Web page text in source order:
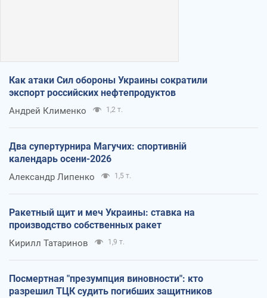
Как атаки Сил обороны Украины сократили
экспорт российских нефтепродуктов
Андрей Клименко 1,2 т.
Два супертурнира Магучих: спортивній
календарь осени-2026
Александр Липенко 1,5 т.
Ракетный щит и меч Украины: ставка на
производство собственных ракет
Кирилл Татаринов 1,9 т.
Посмертная "презумпция виновности": кто
разрешил ТЦК судить погибших защитников